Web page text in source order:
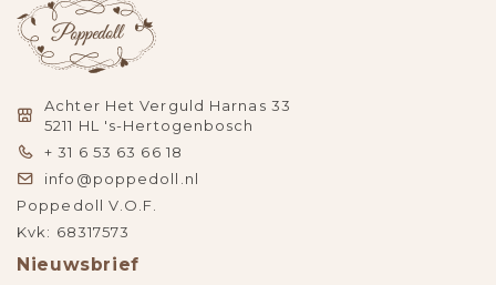
Achter Het Verguld Harnas 33
5211 HL 's-Hertogenbosch
+ 31 6 53 63 66 18
info@poppedoll.nl
Poppedoll V.O.F.
Kvk: 68317573
Nieuwsbrief